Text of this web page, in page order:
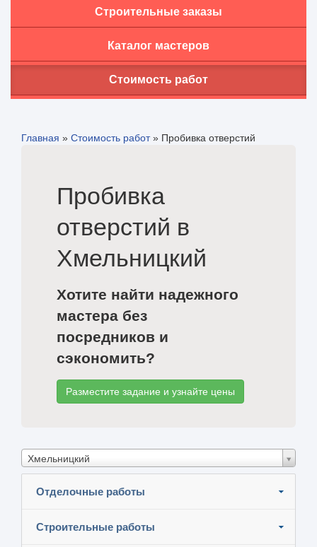
Строительные заказы
Каталог мастеров
Стоимость работ
Главная » Стоимость работ» Пробивка отверстий
Пробивка
отверстий в
Хмельницкий
Хотите найти надежного
мастера без
посредников и
сэкономить?
Разместите задание и узнайте цены
Хмельницкий
Отделочные работы
Строительные работы